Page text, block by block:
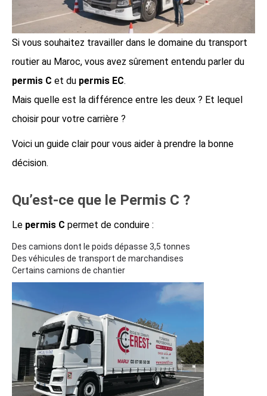
Si vous souhaitez travailler dans le domaine du transport
routier au Maroc, vous avez sûrement entendu parler du
permis C et du permis EC.
Mais quelle est la différence entre les deux ? Et lequel
choisir pour votre carrière ?
Voici un guide clair pour vous aider à prendre la bonne
décision.
Qu’est-ce que le Permis C ?
Le permis C permet de conduire :
Des camions dont le poids dépasse 3,5 tonnes
Des véhicules de transport de marchandises
Certains camions de chantier